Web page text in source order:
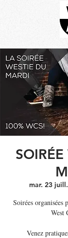
mar. 23 juill.
Soirées organisées
West
Venez